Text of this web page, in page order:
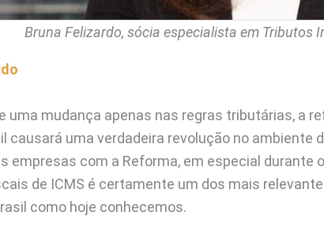
Bruna Felizardo, sócia especialista em Tributos
uma mudança apenas nas regras tributárias, a
causará uma verdadeira revolução no ambiente
empresas com a Reforma, em especial durante
de ICMS é certamente um dos mais
como hoje conhecemos.